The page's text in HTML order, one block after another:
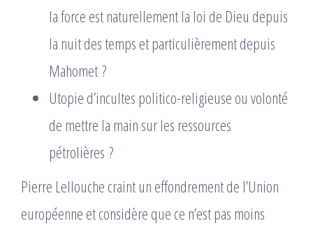
la force est naturellement la loi de Dieu depuis
la nuit des temps et particulièrement depuis
Mahomet ?
Utopie d’incultes politico-religieuse ou volonté
de mettre la main sur les ressources
pétrolières ?
Pierre Lellouche craint un effondrement de l’Union
européenne et considère que ce n’est pas moins